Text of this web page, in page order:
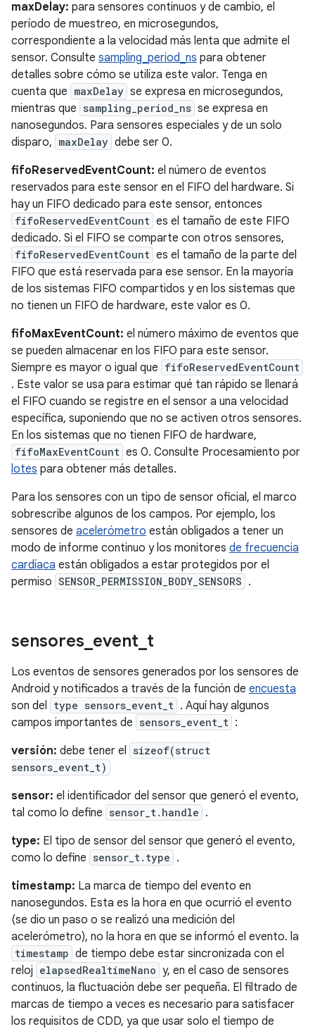
maxDelay: para sensores continuos y de cambio, el
período de muestreo, en microsegundos,
correspondiente a la velocidad más lenta que admite el
sensor. Consulte sampling_period_ns para obtener
detalles sobre cómo se utiliza este valor. Tenga en
cuenta que maxDelay se expresa en microsegundos,
mientras que sampling_period_ns se expresa en
nanosegundos. Para sensores especiales y de un solo
disparo, maxDelay debe ser 0.
fifoReservedEventCount: el número de eventos
reservados para este sensor en el FIFO del hardware. Si
hay un FIFO dedicado para este sensor, entonces
fifoReservedEventCount es el tamaño de este FIFO
dedicado. Si el FIFO se comparte con otros sensores,
fifoReservedEventCount es el tamaño de la parte del
FIFO que está reservada para ese sensor. En la mayoría
de los sistemas FIFO compartidos y en los sistemas que
no tienen un FIFO de hardware, este valor es 0.
fifoMaxEventCount: el número máximo de eventos que
se pueden almacenar en los FIFO para este sensor.
Siempre es mayor o igual que fifoReservedEventCount
. Este valor se usa para estimar qué tan rápido se llenará
el FIFO cuando se registre en el sensor a una velocidad
específica, suponiendo que no se activen otros sensores.
En los sistemas que no tienen FIFO de hardware,
fifoMaxEventCount es 0. Consulte Procesamiento por
lotes para obtener más detalles.
Para los sensores con un tipo de sensor oficial, el marco
sobrescribe algunos de los campos. Por ejemplo, los
sensores de acelerómetro están obligados a tener un
modo de informe continuo y los monitores de frecuencia
cardíaca están obligados a estar protegidos por el
permiso SENSOR_PERMISSION_BODY_SENSORS .
sensores event t
Los eventos de sensores generados por los sensores de
Android y notificados a través de la función de encuesta
son del type sensors_event_t . Aquí hay algunos
campos importantes de sensors_event_t :
versión: debe tener el sizeof(struct
sensors_event_t)
sensor: el identificador del sensor que generó el evento,
tal como lo define sensor_t.handle .
type: El tipo de sensor del sensor que generó el evento,
como lo define sensor_t.type .
timestamp: La marca de tiempo del evento en
nanosegundos. Esta es la hora en que ocurrió el evento
(se dio un paso o se realizó una medición del
acelerómetro), no la hora en que se informó el evento. la
timestamp de tiempo debe estar sincronizada con el
reloj elapsedRealtimeNano y, en el caso de sensores
continuos, la fluctuación debe ser pequeña. El filtrado de
marcas de tiempo a veces es necesario para satisfacer
los requisitos de CDD, ya que usar solo el tiempo de